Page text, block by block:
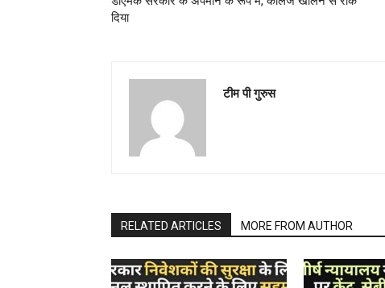
दिया
टीम पी गुरुस
RELATED ARTICLES MORE FROM AUTHOR